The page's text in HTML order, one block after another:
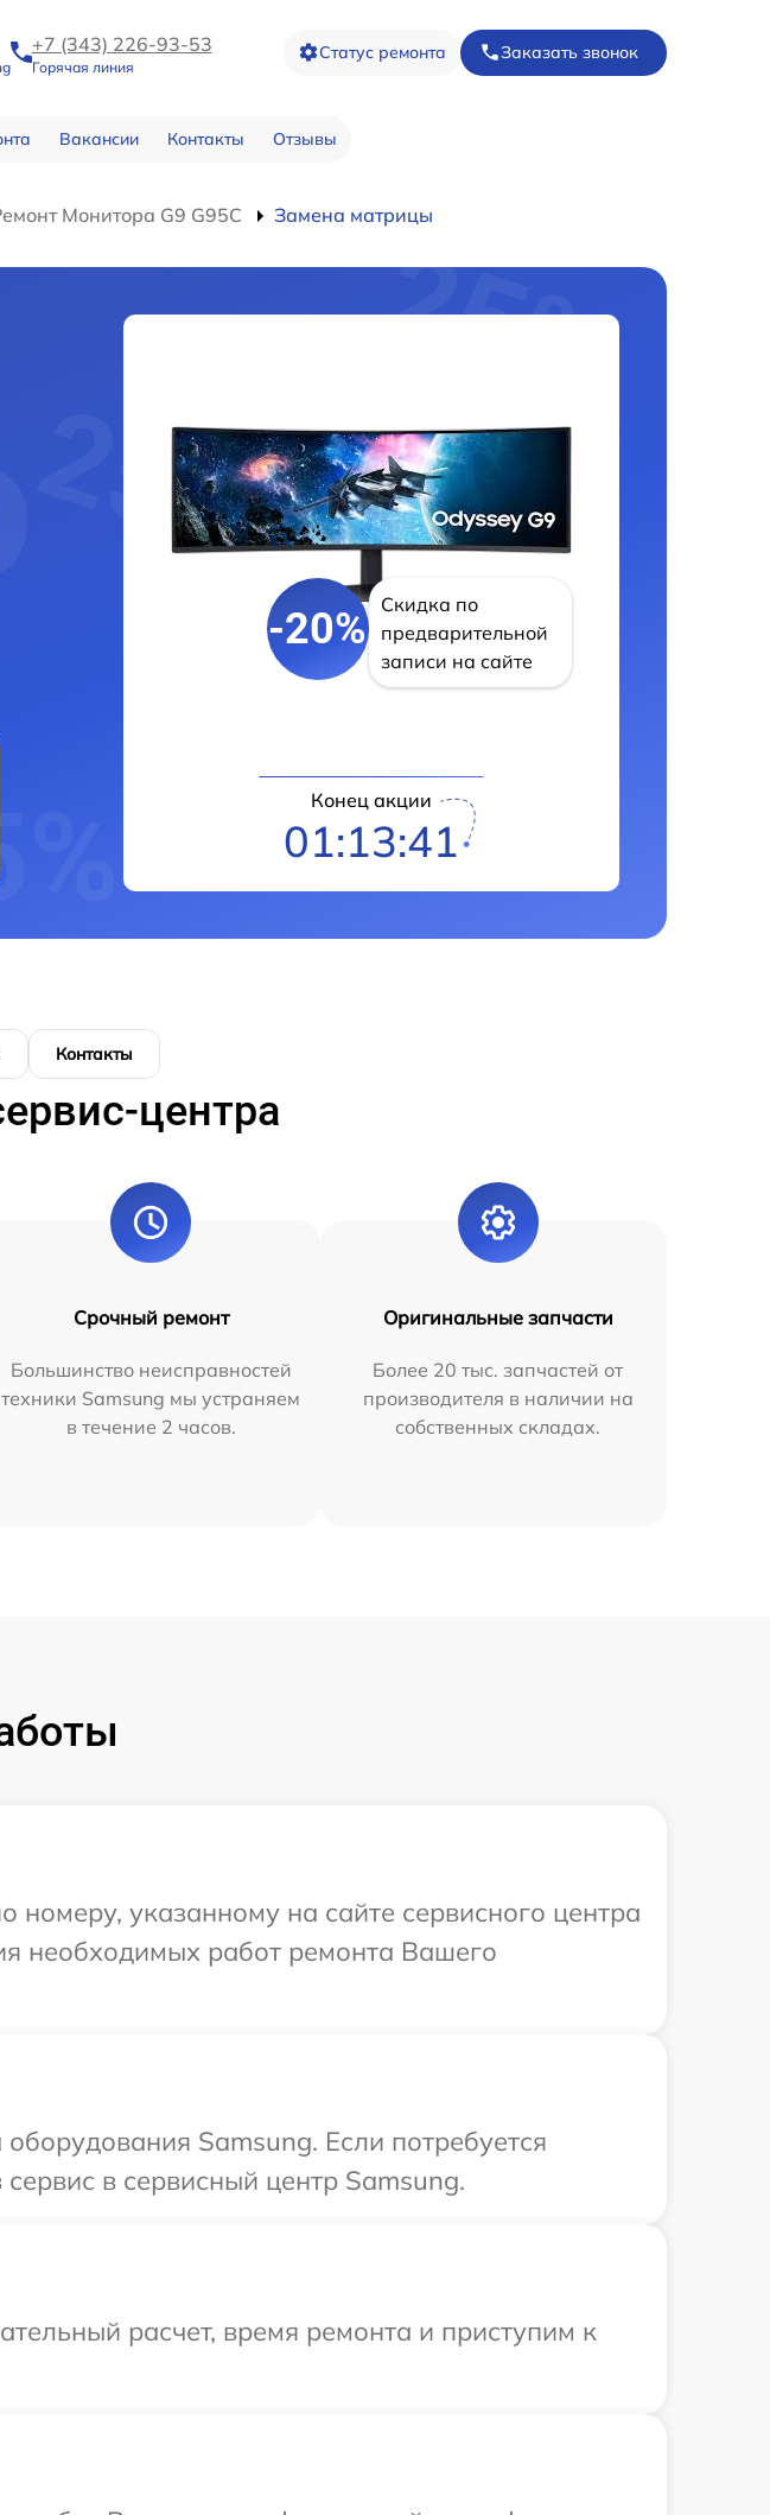
+7 (343) 226-93-53
Горячая линия
Статус ремонта Заказать звонок
Вакансии Контакты Отзывы
Монитора G9 G95C Замена матрицы
-20%
Скидка по
предварительной
записи на сайте
Конец акции
01:13:41
Контакты
центра
Срочный ремонт
Большинство неисправностей
техники Samsung мы устраняем
в течение 2 часов.
Оригинальные запчасти
Более 20 тыс. запчастей от
производителя в наличии на
собственных складах.
указанному на сайте сервисного центра
необходимых работ ремонта Вашего
Samsung. Если потребуется
в сервисный центр Samsung.
расчет, время ремонта и приступим к